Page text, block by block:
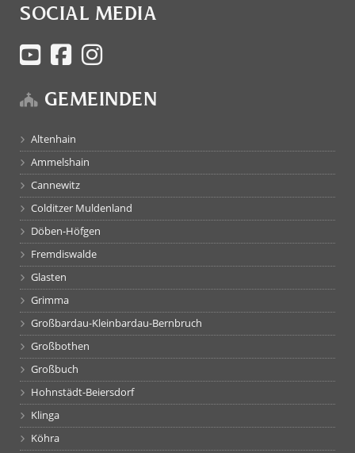
SOCIAL MEDIA
GEMEINDEN
Altenhain
Ammelshain
Cannewitz
Colditzer Muldenland
Döben-Höfgen
Fremdiswalde
Glasten
Grimma
Großbardau-Kleinbardau-Bernbruch
Großbothen
Großbuch
Hohnstädt-Beiersdorf
Klinga
Köhra